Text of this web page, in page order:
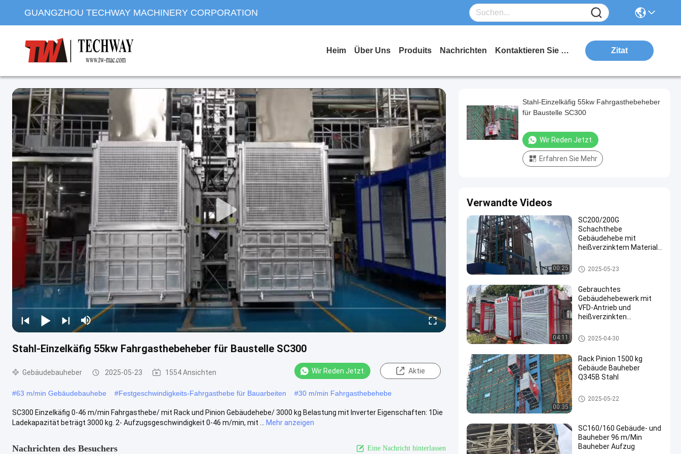
GUANGZHOU TECHWAY MACHINERY CORPORATION
Heim Über Uns Produits Nachrichten Kontaktieren Sie Uns Zitat
Stahl-Einzelkäfig 55kw Fahrgasthebeheber für Baustelle SC300
Gebäudebauheber 2025-05-23 1554 Ansichten Wir Reden Jetzt. Aktie
#63 m/min Gebäudebauhebe #Festgeschwindigkeits-Fahrgasthebe für Bauarbeiten #30 m/min Fahrgasthebehebe
SC300 Einzelkäfig 0-46 m/min Fahrgasthebe/ mit Rack und Pinion Gebäudehebe/ 3000 kg Belastung mit Inverter Eigenschaften: 1Die
Ladekapazität beträgt 3000 kg. 2- Aufzugsgeschwindigkeit 0-46 m/min, mit ...
Mehr anzeigen
Nachrichten des Besuchers Eine Nachricht hinterlassen
Stahl-Einzelkäfig 55kw Fahrgasthebeheber
für Baustelle SC300
Wir Reden Jetzt.
Erfahren Sie Mehr
Verwandte Videos
00:25
SC200/200G
Schachthebe
Gebäudehebe mit
heißverzinktem Material
Hebe innen montiert
Baustellenhebe
2025-05-23
04:11
Gebrauchtes
Gebäudehebewerk mit
VFD-Antrieb und
heißverzinkten
Gebäudebauheber
2025-04-30
00:35
Rack Pinion 1500 kg
Gebäude Bauheber
Q345B Stahl
Gebäudebauheber
2025-05-22
SC160/160 Gebäude- und
Bauheber 96 m/Min
Bauheber Aufzug